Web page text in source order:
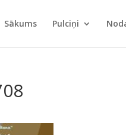
Sākums Pulciņi